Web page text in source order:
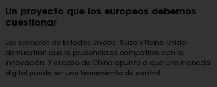
Un proyecto que los europeos debemos
cuestionar
Los ejemplos de Estados Unidos, Suiza y Reino Unido
demuestran que la prudencia es compatible con la
innovación. Y el caso de China apunta a que una moneda
digital puede ser una herramienta de control.